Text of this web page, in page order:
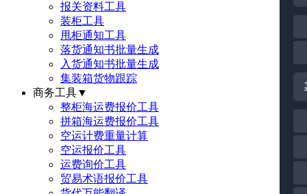
报关资料工具
装柜工具
甩柜通知工具
落货通知书批量生成
入货通知书批量生成
集装箱货物跟踪
商务工具▼
整柜海运费报价工具
拼箱海运费报价工具
空运计费重量计算
空运报价工具
运费询价工具
贸易术语报价工具